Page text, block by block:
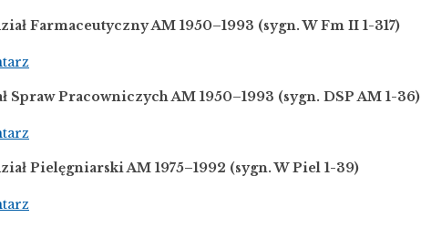
Farmaceutyczny AM 1950–1993 (sygn. W Fm II 1-317)
Spraw Pracowniczych AM 1950–1993 (sygn. DSP AM 1-36)
Pielęgniarski AM 1975–1992 (sygn. W Piel 1-39)